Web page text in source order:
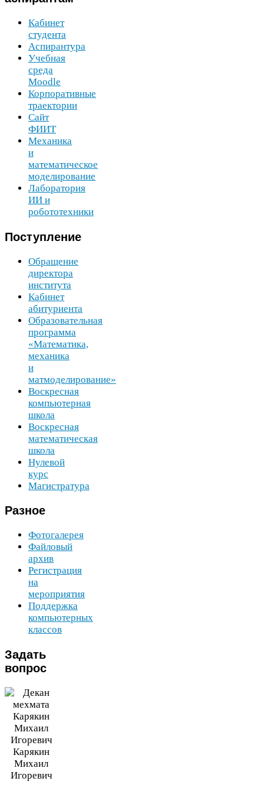
Кабинет
студента
Аспирантура
Учебная
среда
Moodle
Корпоративные
траектории
Сайт
ФИИТ
Механика
и
математическое
моделирование
Лаборатория
ИИ и
робототехники
Поступление
Обращение
директора
института
Кабинет
абитуриента
Образовательная
программа
«Математика,
механика
и
матмоделирование»
Воскресная
компьютерная
школа
Воскресная
математическая
школа
Нулевой
курс
Магистратура
Разное
Фотогалерея
Файловый
архив
Регистрация
на
мероприятия
Поддержка
компьютерных
классов
Задать
вопрос
Карякин
Михаил
Игоревич